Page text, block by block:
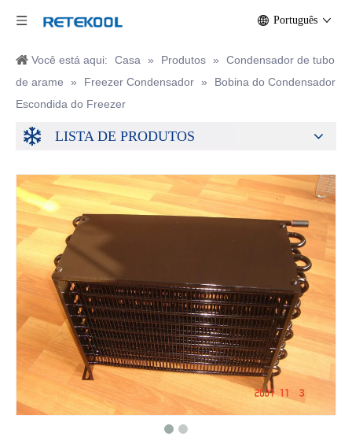
Português
Você está aqui: Casa » Produtos »
Condensador de tubo
de arame
» Freezer Condensador »
Bobina do Condensador
Escondida do Freezer
LISTA DE PRODUTOS